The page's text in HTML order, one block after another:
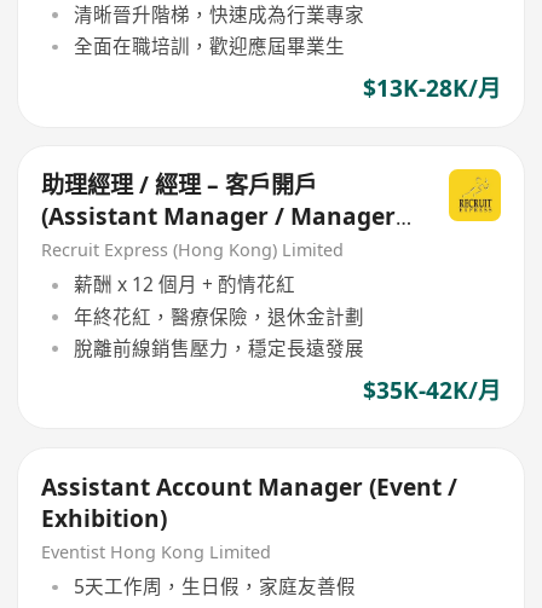
清晰晉升階梯，快速成為行業專家
全面在職培訓，歡迎應屆畢業生
$13K-28K/月
助理經理 / 經理 – 客戶開戶
(Assistant Manager / Manager
– Account Opening)
Recruit Express (Hong Kong) Limited
薪酬 x 12 個月 + 酌情花紅
年終花紅，醫療保險，退休金計劃
脫離前線銷售壓力，穩定長遠發展
$35K-42K/月
Assistant Account Manager (Event /
Exhibition)
Eventist Hong Kong Limited
5天工作周，生日假，家庭友善假